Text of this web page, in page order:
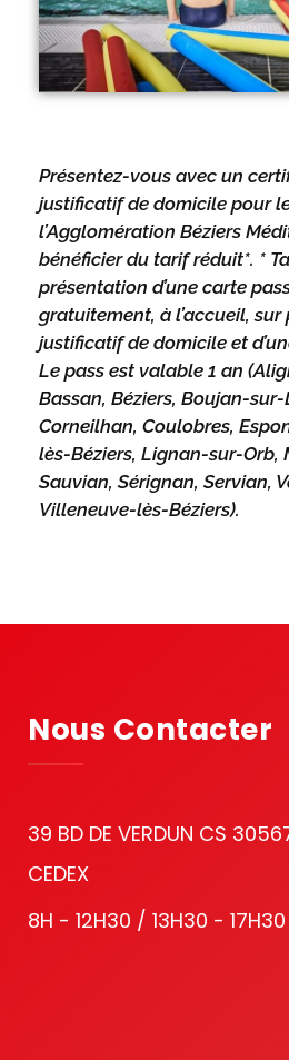
Présentez-vous avec un
justificatif de domicile pour
l’Agglomération Béziers
bénéficier du tarif réduit*. *
présentation d’une carte
gratuitement, à l’accueil, sur
justificatif de domicile et
Le pass est valable 1 an
Bassan, Béziers, Boujan-sur-
Corneilhan, Coulobres,
lès-Béziers, Lignan-sur-Orb,
Sauvian, Sérignan, Servian,
Villeneuve-lès-Béziers).
Nous Contacter
39 BD DE VERDUN CS
CEDEX
8H - 12H30 / 13H30 - 17H30